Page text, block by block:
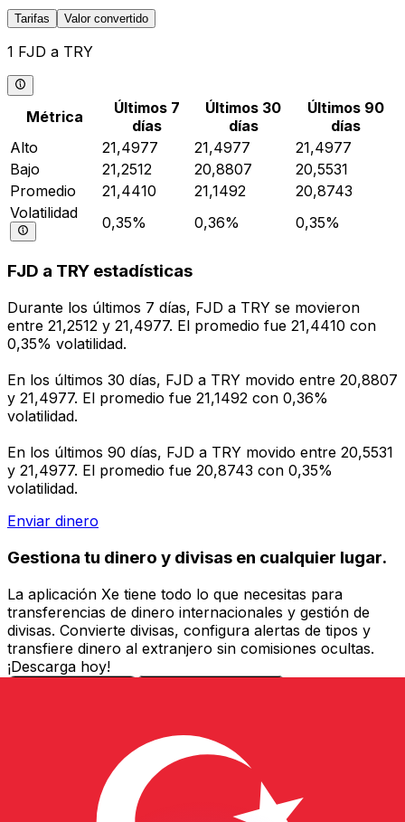
Tarifas Valor convertido
1 FJD a TRY
Métrica
Últimos 7
días
Últimos 30
días
Últimos 90
días
Alto
21,4977 21,4977
21,4977
Bajo
21,2512 20,8807
20,5531
Promedio
21,4410 21,1492
20,8743
Volatilidad
0,35% 0,36% 0,35%
FJD a TRY estadísticas
Durante los últimos 7 días, FJD a TRY se movieron
entre 21,2512 y 21,4977. El promedio fue 21,4410 con
0,35% volatilidad.
En los últimos 30 días, FJD a TRY movido entre 20,8807
y 21,4977. El promedio fue 21,1492 con 0,36%
volatilidad.
En los últimos 90 días, FJD a TRY movido entre 20,5531
y 21,4977. El promedio fue 20,8743 con 0,35%
volatilidad.
Enviar dinero
Gestiona tu dinero y divisas en cualquier lugar.
La aplicación Xe tiene todo lo que necesitas para
transferencias de dinero internacionales y gestión de
divisas. Convierte divisas, configura alertas de tipos y
transfiere dinero al extranjero sin comisiones ocultas.
¡Descarga hoy!